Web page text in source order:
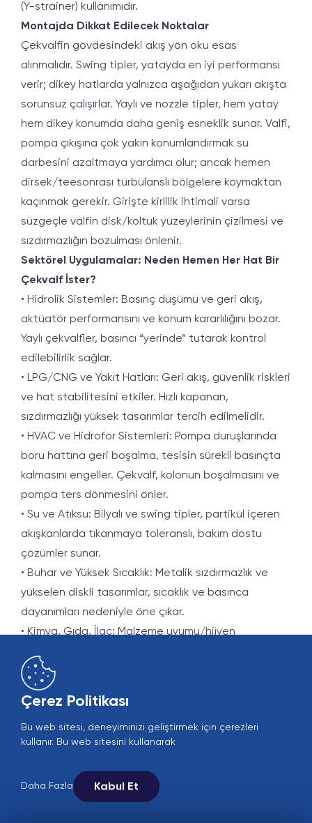
(Y-strainer) kullanımıdır.
Montajda Dikkat Edilecek Noktalar
Çekvalfin gövdesindeki akış yön oku esas
alınmalıdır. Swing tipler, yatayda en iyi performansı
verir; dikey hatlarda yalnızca aşağıdan yukarı akışta
sorunsuz çalışırlar. Yaylı ve nozzle tipler, hem yatay
hem dikey konumda daha geniş esneklik sunar. Valfi,
pompa çıkışına çok yakın konumlandırmak su
darbesini azaltmaya yardımcı olur; ancak hemen
dirsek/teesonrası türbülanslı bölgelere koymaktan
kaçınmak gerekir. Girişte kirlilik ihtimali varsa
süzgeçle valfin disk/koltuk yüzeylerinin çizilmesi ve
sızdırmazlığın bozulması önlenir.
Sektörel Uygulamalar: Neden Hemen Her Hat Bir
Çekvalf İster?
• Hidrolik Sistemler: Basınç düşümü ve geri akış,
aktüatör performansını ve konum kararlılığını bozar.
Yaylı çekvalfler, basıncı “yerinde” tutarak kontrol
edilebilirlik sağlar.
• LPG/CNG ve Yakıt Hatları: Geri akış, güvenlik riskleri
ve hat stabilitesini etkiler. Hızlı kapanan,
sızdırmazlığı yüksek tasarımlar tercih edilmelidir.
• HVAC ve Hidrofor Sistemleri: Pompa duruşlarında
boru hattına geri boşalma, tesisin sürekli basınçta
kalmasını engeller. Çekvalf, kolonun boşalmasını ve
pompa ters dönmesini önler.
• Su ve Atıksu: Bilyalı ve swing tipler, partikül içeren
akışkanlarda tıkanmaya toleranslı, bakım dostu
çözümler sunar.
• Buhar ve Yüksek Sıcaklık: Metalik sızdırmazlık ve
yükselen diskli tasarımlar, sıcaklık ve basınca
dayanımları nedeniyle öne çıkar.
• Kimya, Gıda, İlaç: Malzeme uyumu/hijyen
sızdırmazlık ve CIP/SIP uygunluğu aranır.
Arıza Belirtileri ve Bakım İpuçları
Sürekli gürültü ve titreşim, çekvalfin doğru
kapanmadığının ya da chatter oluştuğunun
hatlarda ani darbe sesleri ve pompanın sık devreye
girip çıkması da alarm niteliğindedir. Periyodik
Çerez Politikası
Bu web sitesi, deneyiminizi geliştirmek için çerezleri
kullanır. Bu web sitesini kullanarak
Daha Fazla Kabul Et